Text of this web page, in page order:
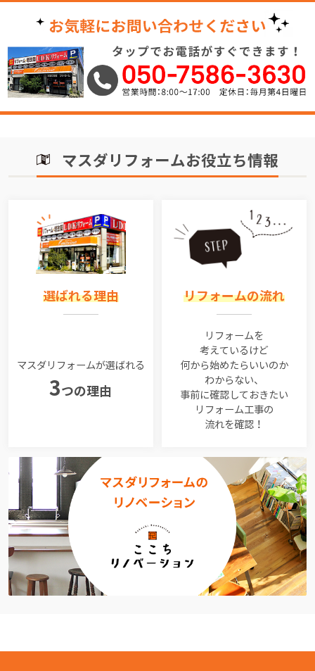
マスダリフォームお役立ち情報
選ばれる理由
マスダリフォームが選ばれる
3つの理由
リフォームの流れ
リフォームを
考えているけど
何から始めたらいいのか
わからない、
事前に確認しておきたい
リフォーム工事の
流れを確認！